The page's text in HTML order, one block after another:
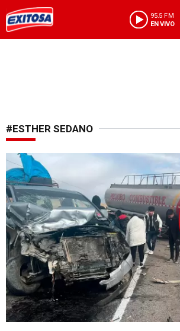
95.5 FM
EN VIVO
#ESTHER SEDANO
Conmoción en la música peruana